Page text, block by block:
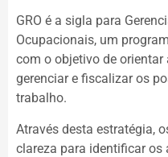
GRO é a sigla para
Ocupacionais, um
com o objetivo de orientar
gerenciar e fiscalizar os
trabalho.
Através desta estratégia,
clareza para identificar os